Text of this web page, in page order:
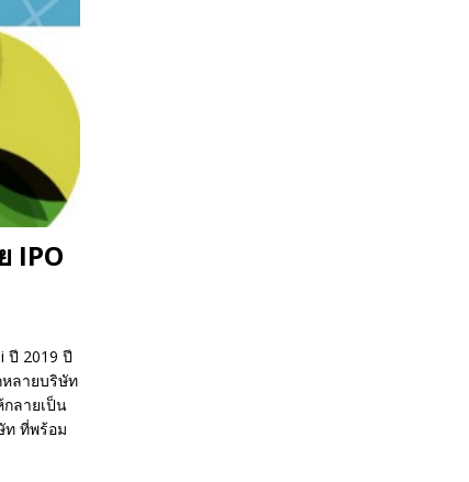
IPO
ปี 2019 ปี
ลายบริษัท
ลายเป็น
ท ที่พร้อม